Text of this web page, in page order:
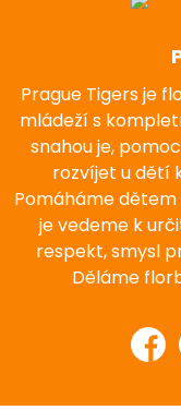
Prague Tigers je
mládeží s
snahou je,
rozvíjet u dětí
Pomáháme
je vedeme k
respekt, smysl
Děláme